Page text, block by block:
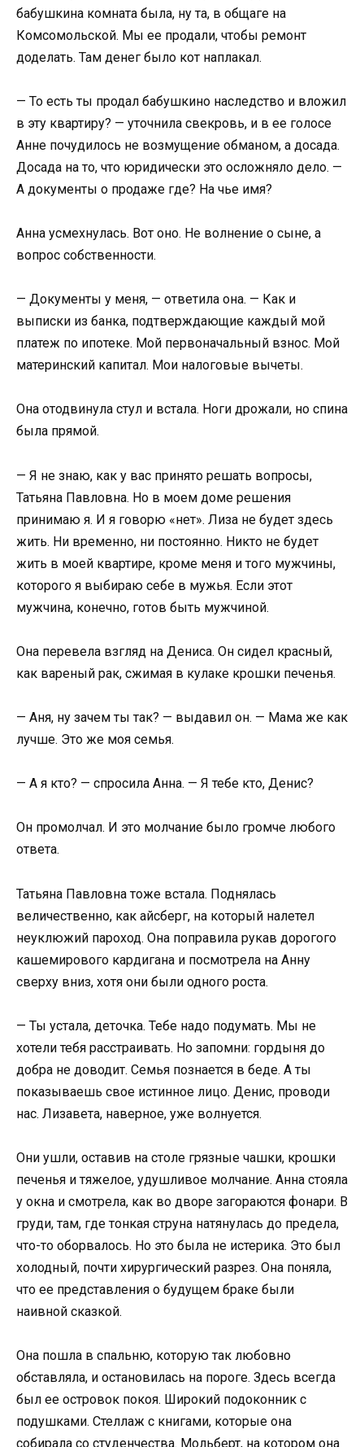
бабушкина комната была, ну та, в общаге на
Комсомольской. Мы ее продали, чтобы ремонт
доделать. Там денег было кот наплакал.
— То есть ты продал бабушкино наследство и вложил
в эту квартиру? — уточнила свекровь, и в ее голосе
Анне почудилось не возмущение обманом, а досада.
Досада на то, что юридически это осложняло дело. —
А документы о продаже где? На чье имя?
Анна усмехнулась. Вот оно. Не волнение о сыне, а
вопрос собственности.
— Документы у меня, — ответила она. — Как и
выписки из банка, подтверждающие каждый мой
платеж по ипотеке. Мой первоначальный взнос. Мой
материнский капитал. Мои налоговые вычеты.
Она отодвинула стул и встала. Ноги дрожали, но спина
была прямой.
— Я не знаю, как у вас принято решать вопросы,
Татьяна Павловна. Но в моем доме решения
принимаю я. И я говорю «нет». Лиза не будет здесь
жить. Ни временно, ни постоянно. Никто не будет
жить в моей квартире, кроме меня и того мужчины,
которого я выбираю себе в мужья. Если этот
мужчина, конечно, готов быть мужчиной.
Она перевела взгляд на Дениса. Он сидел красный,
как вареный рак, сжимая в кулаке крошки печенья.
— Аня, ну зачем ты так? — выдавил он. — Мама же как
лучше. Это же моя семья.
— А я кто? — спросила Анна. — Я тебе кто, Денис?
Он промолчал. И это молчание было громче любого
ответа.
Татьяна Павловна тоже встала. Поднялась
величественно, как айсберг, на который налетел
неуклюжий пароход. Она поправила рукав дорогого
кашемирового кардигана и посмотрела на Анну
сверху вниз, хотя они были одного роста.
— Ты устала, деточка. Тебе надо подумать. Мы не
хотели тебя расстраивать. Но запомни: гордыня до
добра не доводит. Семья познается в беде. А ты
показываешь свое истинное лицо. Денис, проводи
нас. Лизавета, наверное, уже волнуется.
Они ушли, оставив на столе грязные чашки, крошки
печенья и тяжелое, удушливое молчание. Анна стояла
у окна и смотрела, как во дворе загораются фонари. В
груди, там, где тонкая струна натянулась до предела,
что-то оборвалось. Но это была не истерика. Это был
холодный, почти хирургический разрез. Она поняла,
что ее представления о будущем браке были
наивной сказкой.
Она пошла в спальню, которую так любовно
обставляла, и остановилась на пороге. Здесь всегда
был ее островок покоя. Широкий подоконник с
подушками. Стеллаж с книгами, которые она
собирала со студенчества. Мольберт, на котором она